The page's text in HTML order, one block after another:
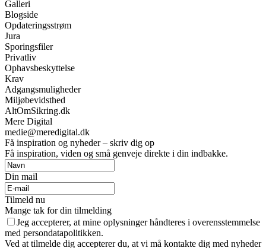
Galleri
Blogside
Opdateringsstrøm
Jura
Sporingsfiler
Privatliv
Ophavsbeskyttelse
Krav
Adgangsmuligheder
Miljøbevidsthed
AltOmSikring.dk
Mere Digital
medie@meredigital.dk
Få inspiration og nyheder – skriv dig op
Få inspiration, viden og små genveje direkte i din indbakke.
Din mail
Tilmeld nu
Mange tak for din tilmelding
Jeg accepterer, at mine oplysninger håndteres i overensstemmelse
med persondatapolitikken.
Ved at tilmelde dig accepterer du, at vi må kontakte dig med nyheder